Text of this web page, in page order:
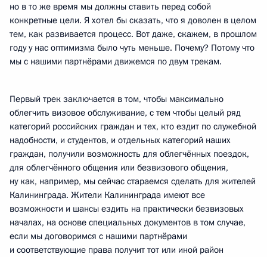
но в то же время мы должны ставить перед собой
конкретные цели. Я хотел бы сказать, что я доволен в целом
тем, как развивается процесс. Вот даже, скажем, в прошлом
году у нас оптимизма было чуть меньше. Почему? Потому что
мы с нашими партнёрами движемся по двум трекам.
Первый трек заключается в том, чтобы максимально
облегчить визовое обслуживание, с тем чтобы целый ряд
категорий российских граждан и тех, кто ездит по служебной
надобности, и студентов, и отдельных категорий наших
граждан, получили возможность для облегчённых поездок,
для облегчённого общения или безвизового общения,
ну как, например, мы сейчас стараемся сделать для жителей
Калининграда. Жители Калининграда имеют все
возможности и шансы ездить на практически безвизовых
началах, на основе специальных документов в том случае,
если мы договоримся с нашими партнёрами
и соответствующие права получит тот или иной район